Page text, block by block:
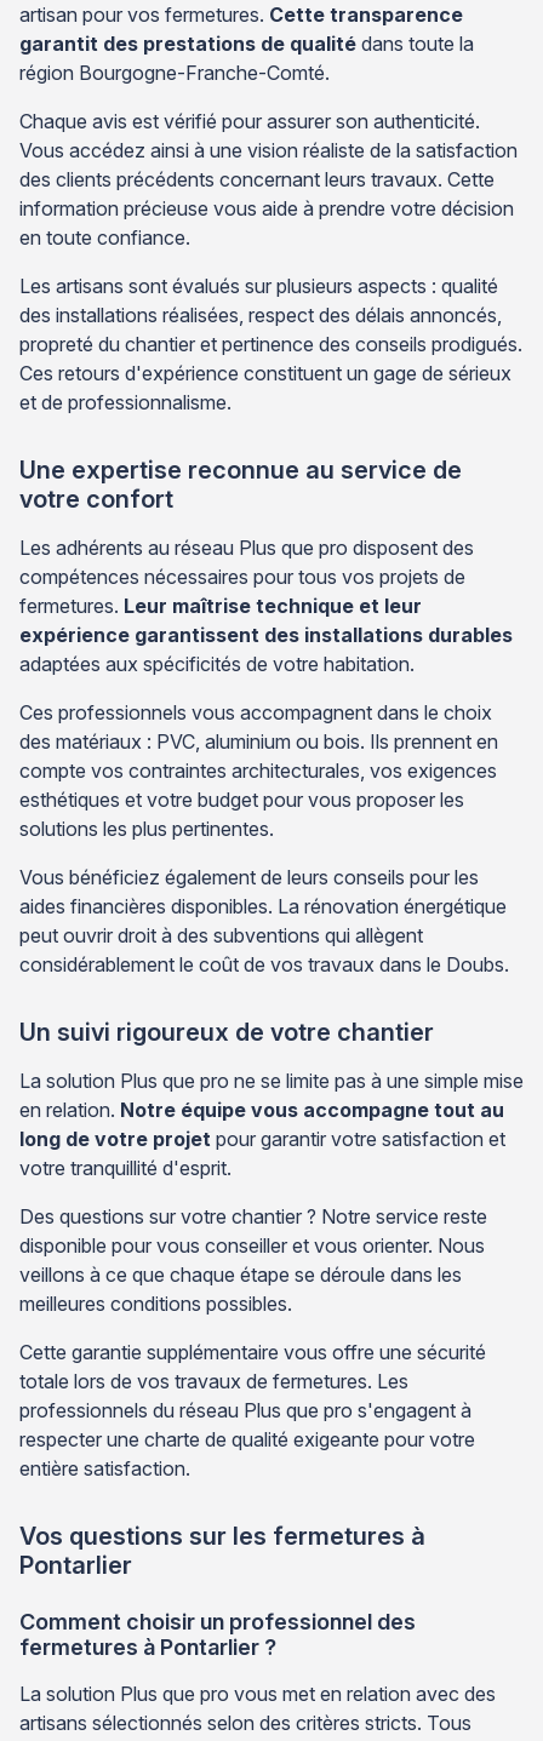
artisan pour vos fermetures. Cette transparence
garantit des prestations de qualité dans toute la
région Bourgogne-Franche-Comté.
Chaque avis est vérifié pour assurer son authenticité.
Vous accédez ainsi à une vision réaliste de la satisfaction
des clients précédents concernant leurs travaux. Cette
information précieuse vous aide à prendre votre décision
en toute confiance.
Les artisans sont évalués sur plusieurs aspects : qualité
des installations réalisées, respect des délais annoncés,
propreté du chantier et pertinence des conseils prodigués.
Ces retours d'expérience constituent un gage de sérieux
et de professionnalisme.
Une expertise reconnue au service de
votre confort
Les adhérents au réseau Plus que pro disposent des
compétences nécessaires pour tous vos projets de
fermetures. Leur maîtrise technique et leur
expérience garantissent des installations durables
adaptées aux spécificités de votre habitation.
Ces professionnels vous accompagnent dans le choix
des matériaux : PVC, aluminium ou bois. Ils prennent en
compte vos contraintes architecturales, vos exigences
esthétiques et votre budget pour vous proposer les
solutions les plus pertinentes.
Vous bénéficiez également de leurs conseils pour les
aides financières disponibles. La rénovation énergétique
peut ouvrir droit à des subventions qui allègent
considérablement le coût de vos travaux dans le Doubs.
Un suivi rigoureux de votre chantier
La solution Plus que pro ne se limite pas à une simple mise
en relation. Notre équipe vous accompagne tout au
long de votre projet pour garantir votre satisfaction et
votre tranquillité d'esprit.
Des questions sur votre chantier ? Notre service reste
disponible pour vous conseiller et vous orienter. Nous
veillons à ce que chaque étape se déroule dans les
meilleures conditions possibles.
Cette garantie supplémentaire vous offre une sécurité
totale lors de vos travaux de fermetures. Les
professionnels du réseau Plus que pro s'engagent à
respecter une charte de qualité exigeante pour votre
entière satisfaction.
Vos questions sur les fermetures à
Pontarlier
Comment choisir un professionnel des
fermetures à Pontarlier ?
La solution Plus que pro vous met en relation avec des
artisans sélectionnés selon des critères stricts. Tous